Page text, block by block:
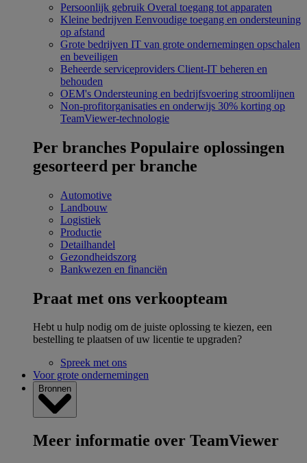
Persoonlijk gebruik Overal toegang tot apparaten
Kleine bedrijven Eenvoudige toegang en ondersteuning
op afstand
Grote bedrijven IT van grote ondernemingen opschalen
en beveiligen
Beheerde serviceproviders Client-IT beheren en
behouden
OEM's Ondersteuning en bedrijfsvoering stroomlijnen
Non-profitorganisaties en onderwijs 30% korting op
TeamViewer-technologie
Per branches Populaire oplossingen
gesorteerd per branche
Automotive
Landbouw
Logistiek
Productie
Detailhandel
Gezondheidszorg
Bankwezen en financiën
Praat met ons verkoopteam
Hebt u hulp nodig om de juiste oplossing te kiezen, een
bestelling te plaatsen of uw licentie te upgraden?
Spreek met ons
Voor grote ondernemingen
Bronnen
Meer informatie over TeamViewer